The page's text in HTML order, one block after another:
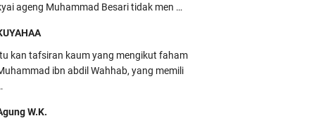
ageng Muhammad Besari tidak men …
kan tafsiran kaum yang mengikut faham
ibn abdil Wahhab, yang memili
W.K.